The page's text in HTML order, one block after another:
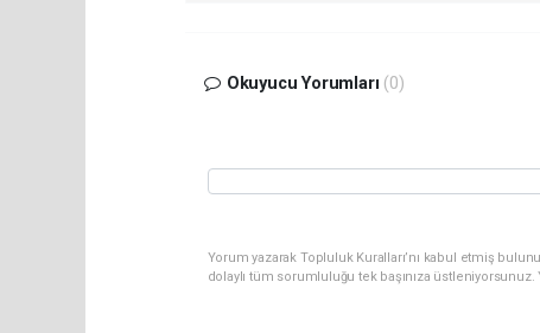
Okuyucu Yorumları (0)
Yorum yazarak Topluluk Kuralları’nı kabul etmiş
dolaylı tüm sorumluluğu tek başınıza